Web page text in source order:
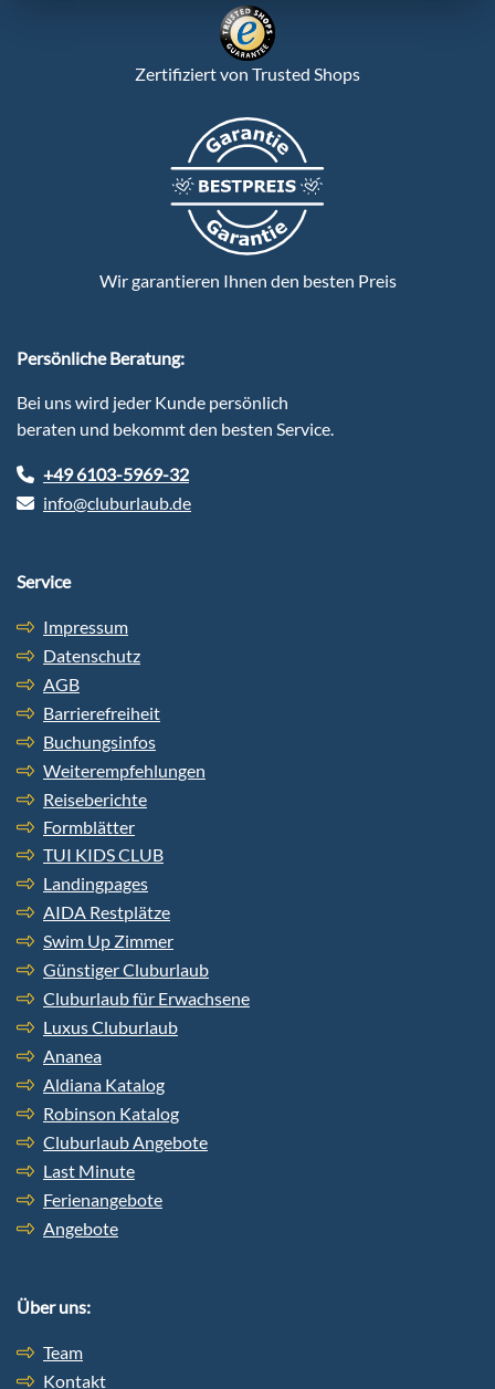
Zertifiziert von Trusted Shops
Wir garantieren Ihnen den besten Preis
Persönliche Beratung:
Bei uns wird jeder Kunde persönlich
beraten und bekommt den besten Service.
+49 6103-5969-32
info@cluburlaub.de
Service
Impressum
Datenschutz
AGB
Barrierefreiheit
Buchungsinfos
Weiterempfehlungen
Reiseberichte
Formblätter
TUI KIDS CLUB
Landingpages
AIDA Restplätze
Swim Up Zimmer
Günstiger Cluburlaub
Cluburlaub für Erwachsene
Luxus Cluburlaub
Ananea
Aldiana Katalog
Robinson Katalog
Cluburlaub Angebote
Last Minute
Ferienangebote
Angebote
Über uns:
Team
Kontakt